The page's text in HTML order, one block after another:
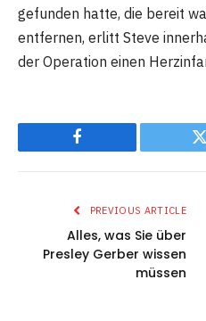
gefunden hatte, die bereit
entfernen, erlitt Steve
der Operation einen
Facebook
PREVIOUS ARTICLE
Alles, was Sie über
Presley Gerber wissen
müssen